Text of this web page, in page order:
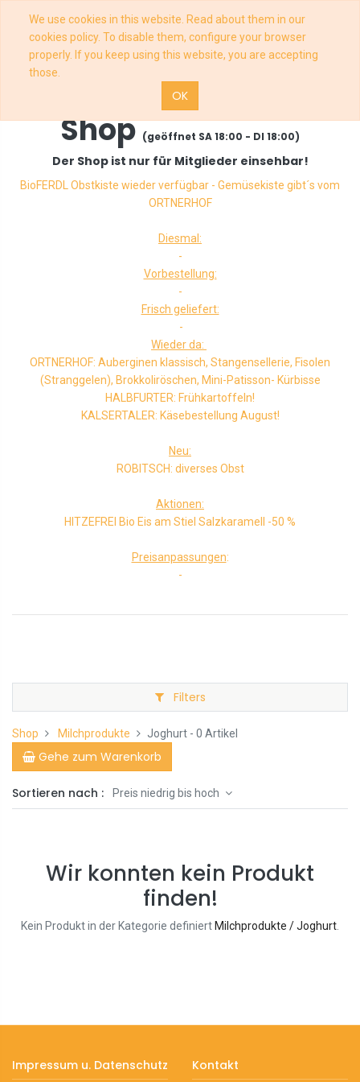
We use cookies in this website. Read about them in our
cookies policy. To disable them, configure your browser
properly. If you keep using this website, you are accepting
those.
OK
Shop(geöffnet SA 18:00 - DI 18:00)
Der Shop ist nur für Mitglieder einsehbar!
BioFERDL Obstkiste wieder verfügbar - Gemüsekiste gibt´s vom
ORTNERHOF
Diesmal:
-
Vorbestellung:
-
Frisch geliefert:
-
Wieder da:
ORTNERHOF: Auberginen klassisch, Stangensellerie, Fisolen
(Stranggelen), Brokkoliröschen, Mini-Patisson- Kürbisse
HALBFURTER: Frühkartoffeln!
KALSERTALER: Käsebestellung August!
Neu:
ROBITSCH: diverses Obst
Aktionen:
HITZEFREI Bio Eis am Stiel Salzkaramell -50 %
Preisanpassungen:
-
Filters
Shop Milchprodukte Joghurt - 0 Artikel
Gehe zum Warenkorb
Sortieren nach : Preis niedrig bis hoch
Wir konnten kein Produkt
finden!
Kein Produkt in der Kategorie definiert Milchprodukte / Joghurt
Impressum u. Datenschutz Kontakt